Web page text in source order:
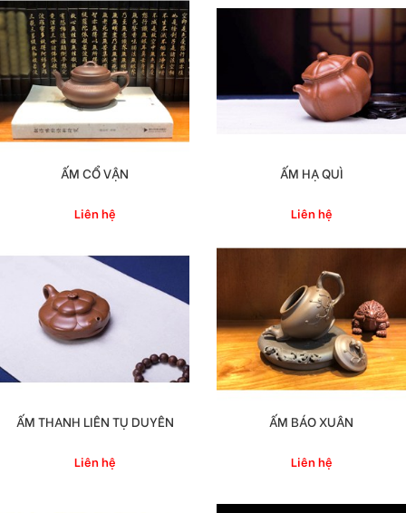
ẤM CỔ VẬN
Liên hệ
ẤM HẠ QUÌ
Liên hệ
ẤM THANH LIÊN TỤ DUYÊN
Liên hệ
ẤM BÁO XUÂN
Liên hệ